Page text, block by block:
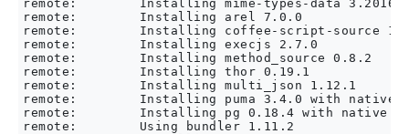
remote:        Installing mime-types-data
remote:        Installing arel 7.0.0
remote:        Installing coffee-script-source
remote:        Installing execjs 2.7.0
remote:        Installing method_source 0.8.2
remote:        Installing thor 0.19.1
remote:        Installing multi_json 1.12.1
remote:        Installing puma 3.4.0 with native
remote:        Installing pg 0.18.4 with native
remote:        Using bundler 1.11.2